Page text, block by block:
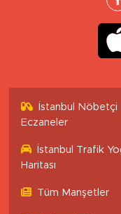
İstanbul Nöbetçi
Eczaneler
İstanbul Trafik
Haritası
Tüm Manşetler